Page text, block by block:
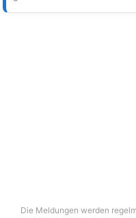
Die Meldungen werden